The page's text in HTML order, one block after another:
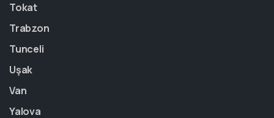
Tokat
Trabzon
Tunceli
Uşak
Van
Yalova